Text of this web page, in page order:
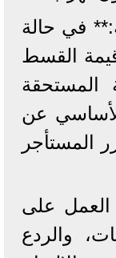
في حالة
القسط
المستحقة
عن
المستأجر
العمل على
والردع